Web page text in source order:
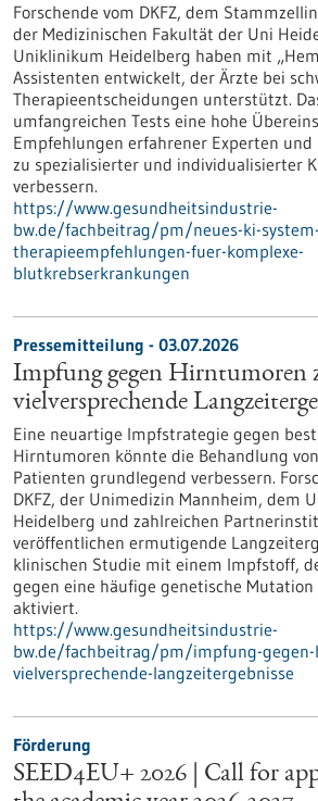
Forschende vom DKFZ, dem
der Medizinischen Fakultät der Uni
Uniklinikum Heidelberg haben mit
Assistenten entwickelt, der Ärzte bei
Therapieentscheidungen unterstützt.
umfangreichen Tests eine hohe
Empfehlungen erfahrener Experten und
zu spezialisierter und individualisierter
verbessern.
https://www.gesundheitsindustrie-
bw.de/fachbeitrag/pm/neues-ki-
therapieempfehlungen-fuer-komplexe-
blutkrebserkrankungen
Pressemitteilung - 03.07.2026
Impfung gegen Hirntumoren
vielversprechende
Eine neuartige Impfstrategie gegen
Hirntumoren könnte die Behandlung
Patienten grundlegend verbessern.
DKFZ, der Unimedizin Mannheim, dem
Heidelberg und zahlreichen
veröffentlichen ermutigende
klinischen Studie mit einem Impfstoff,
gegen eine häufige genetische Mutation
aktiviert.
https://www.gesundheitsindustrie-
bw.de/fachbeitrag/pm/impfung-
vielversprechende-langzeitergebnisse
Förderung
SEED4EU+ 2026 | Call for